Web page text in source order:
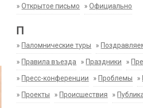
»Открытое письмо »Официально
П
» Паломнические туры »
» Правила въезда » Праздники »
» Пресс-конференции » Проблемы »
» Проекты » Происшествия »